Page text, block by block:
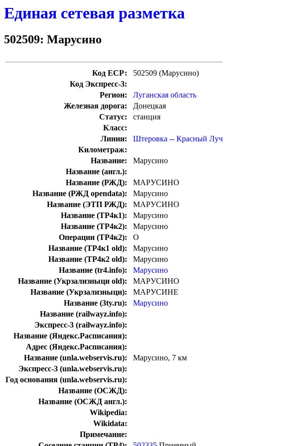
Единая сетевая разметка
502509: Марусино
Код ЕСР:
502509 (Марусино)
Код Экспресс-3:
Регион:
Луганская область
Железная дорога:
Донецкая
Статус:
станция
Класс:
Линии:
Штеровка -- Красный Луч
Километраж:
Название:
Марусино
Название (англ.):
Название (РЖД):
МАРУСИНО
Название (РЖД opendata):
Марусино
Название (ЭТП РЖД):
МАРУСИНО
Название (ТР4к1):
Марусино
Название (ТР4к2):
Марусино
Операции (ТР4к2):
О
Название (ТР4к1 old):
Марусино
Название (ТР4к2 old):
Марусино
Название (tr4.info):
Марусино
Название (Укрзализныци old):
МАРУСИНО
Название (Укрзализныци):
МАРУСИНЕ
Название (3ty.ru):
Марусино
Название (railwayz.info):
Экспресс-3 (railwayz.info):
Название (Яндекс.Расписания):
Адрес (Яндекс.Расписания):
Название (unla.webservis.ru):
Марусино, 7 км
Экспресс-3 (unla.webservis.ru):
Год основания (unla.webservis.ru):
Название (ОСЖД):
Название (ОСЖД англ.):
Wikipedia:
Wikidata:
Примечание: